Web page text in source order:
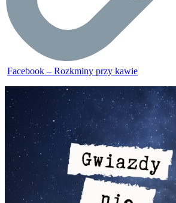
Facebook – Rozkminy przy kawie